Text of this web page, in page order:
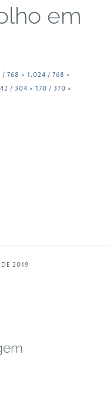
em
/ 768 × 1.024 / 768 ×
/ 304 × 170 / 370 ×
2019